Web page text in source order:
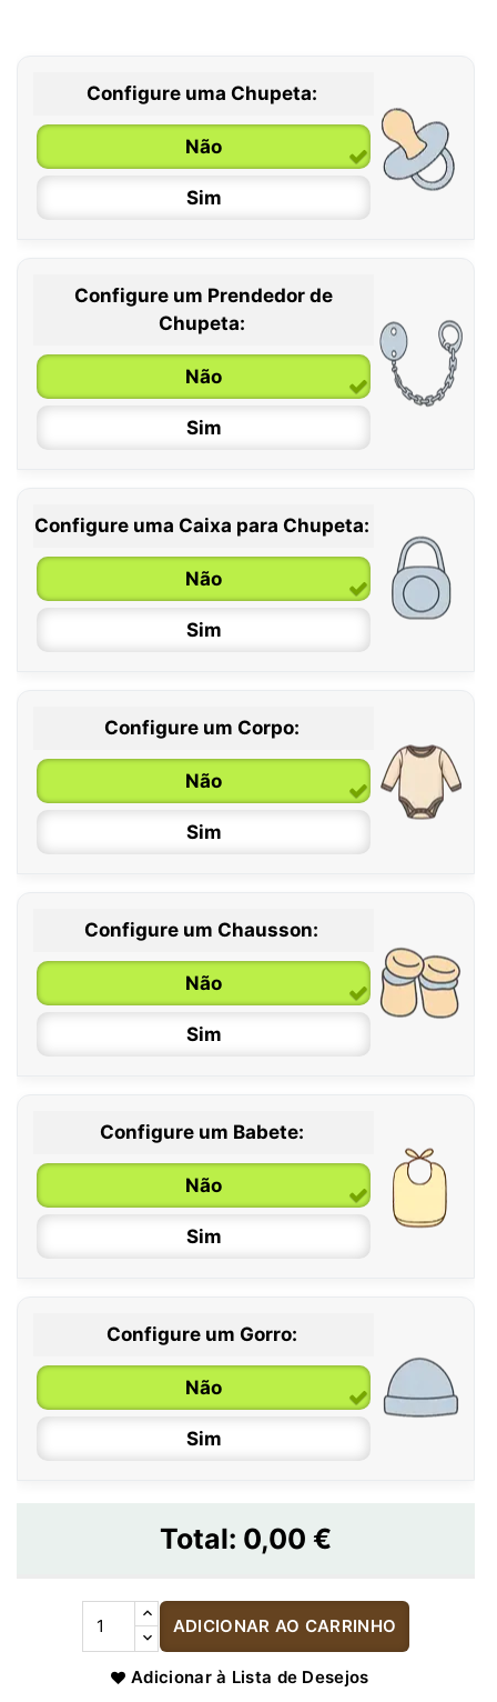
Configure uma Chupeta:
Não
Sim
0 / 6 meses
6 / 36 meses
Configure um Prendedor de
Chupeta:
Não
Sim
Configure uma Caixa para Chupeta:
Não
Sim
Configure um Corpo:
Não
Sim
0 / 6 meses
6 / 12 meses
12 / 18 meses
Configure um Chausson:
Não
Sim
Configure um Babete:
Não
Sim
Configure um Gorro:
Não
Sim
Total: 0,00 €
ADICIONAR AO CARRINHO
Adicionar à Lista de Desejos